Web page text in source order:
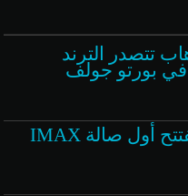
تتصدر الترند
في بورتو جولف
وزيرة الثقافة تفتتح أول صالة IMAX